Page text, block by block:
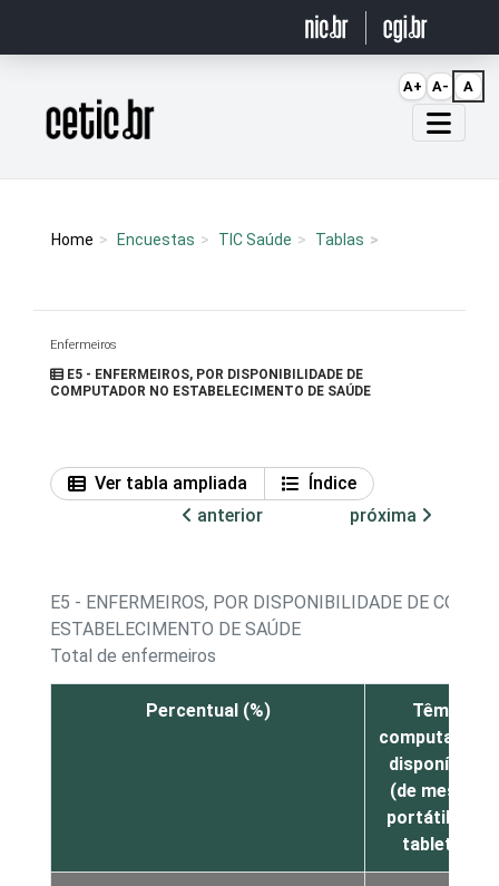
Página inicial
Home Encuestas TIC Saúde Tablas
Enfermeiros
E5 - ENFERMEIROS, POR DISPONIBILIDADE DE
COMPUTADOR NO ESTABELECIMENTO DE SAÚDE
Ver tabla ampliada
Índice
anterior
próxima
E5 - ENFERMEIROS, POR DISPONIBILIDADE DE
ESTABELECIMENTO DE SAÚDE
Total de enfermeiros
Percentual (%)
Têm
computador
disponível
(de mesa,
portátil ou
tablet)
A+ A- A